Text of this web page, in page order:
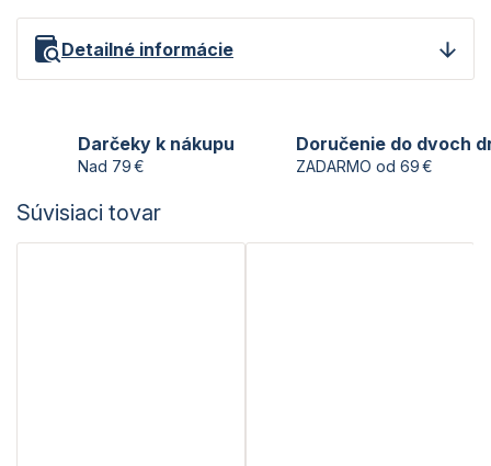
Detailné informácie
Darčeky k nákupu
Nad 79 €
Doručenie do dvoch
ZADARMO od 69 €
Súvisiaci tovar